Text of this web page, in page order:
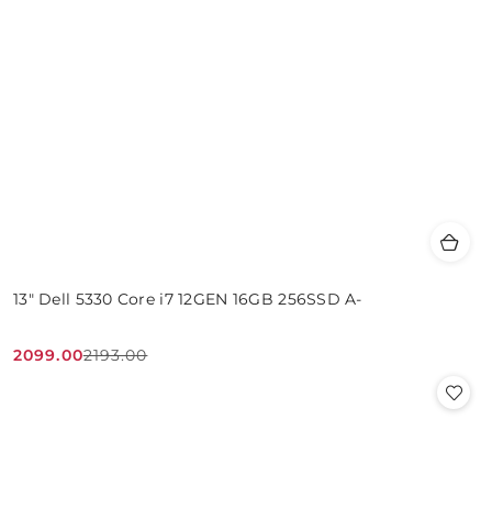
13" Dell 5330 Core i7 12GEN 16GB 256SSD A-
Cena
2099.00
Cena
2193.00